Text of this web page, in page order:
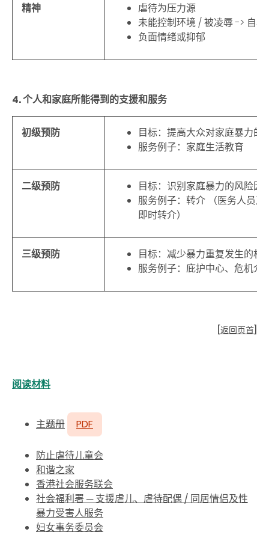
精神
虐待为压力源
未能控制环境 / 被凌辱 -> 自
负面情绪或抑郁
4. 个人和家庭所能得到的支援和服务
初级预防
目标：提高大众对家庭暴力的
服务例子：家庭生活教育
二级预防
目标：识别家庭暴力的风险因
服务例子：转介 （医务人员
即时转介）
三级预防
目标：减少暴力重复发生的机
服务例子：庇护中心、危机介
[返回页首]
阅读材料
主题册 PDF
防止虐待儿童会
和谐之家
香港社会服务联会
社会福利署 ─ 支援虐儿、虐待配偶 / 同居情侣及性
暴力受害人服务
妇女事务委员会